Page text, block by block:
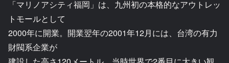
「マリノアシティ福岡」は、九州初の本格的なアウトレッ
トモールとして
2000年に開業。開業翌年の2001年12月には、台湾の有力
財閥系企業が